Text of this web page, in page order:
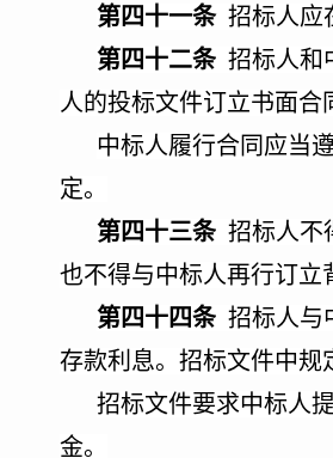
第四十一条 招标人应
第四十二条 招标人和
人的投标文件订立书面合
中标人履行合同应当
定。
第四十三条 招标人不
也不得与中标人再行订立
第四十四条 招标人与
存款利息。招标文件中规
招标文件要求中标人
金。